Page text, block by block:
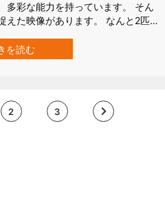
多彩な能力を持っています。 そん
えた映像があります。 なんと2匹の
⁈ その瞬間はブラジルのサンパウ
されました。 手元に置いていたフ
を読む
2 3